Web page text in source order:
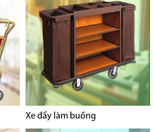
Xe đẩy làm buồng